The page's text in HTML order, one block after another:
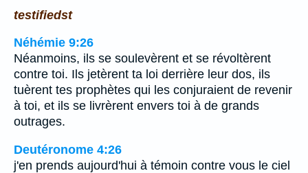
testifiedst
Néhémie 9:26
Néanmoins, ils se soulevèrent et se révoltèrent
contre toi. Ils jetèrent ta loi derrière leur dos, ils
tuèrent tes prophètes qui les conjuraient de revenir
à toi, et ils se livrèrent envers toi à de grands
outrages.
Deutéronome 4:26
j'en prends aujourd'hui à témoin contre vous le ciel